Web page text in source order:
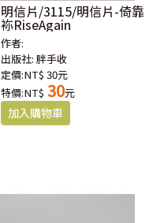
明信片/3115/明信片-倚靠
袮RiseAgain
作者:
出版社:胖手收
定價:NT$ 30元
特價:NT$ 30元